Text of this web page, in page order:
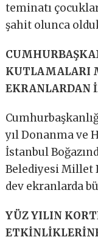
teminatı
şahit olunca
KUTLAMALARI
EKRANLARDAN
yıl Donanma ve
İstanbul
Belediyesi Millet
dev ekranlarda
YÜZ YILIN